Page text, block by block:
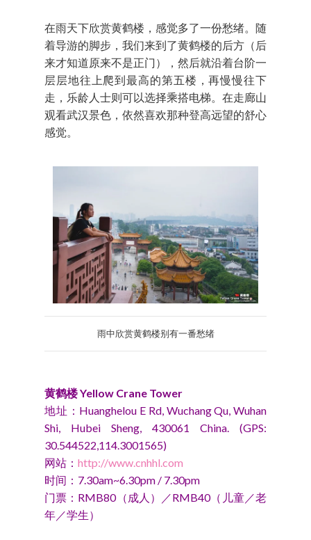
在雨天下欣赏黄鹤楼，感觉多了一份愁绪。随
着导游的脚步，我们来到了黄鹤楼的后方（后
来才知道原来不是正门），然后就沿着台阶一
层层地往上爬到最高的第五楼，再慢慢往下
走，乐龄人士则可以选择乘搭电梯。在走廊山
观看武汉景色，依然喜欢那种登高远望的舒心
感觉。
雨中欣赏黄鹤楼别有一番愁绪
黄鹤楼 Yellow Crane Tower
地址：Huanghelou E Rd, Wuchang Qu, Wuhan
Shi, Hubei Sheng, 430061 China. (GPS:
30.544522,114.3001565)
网站： http://www.cnhhl.com
时间：7.30am~6.30pm / 7.30pm
门票：RMB80（成人）／RMB40（儿童／老
年／学生）